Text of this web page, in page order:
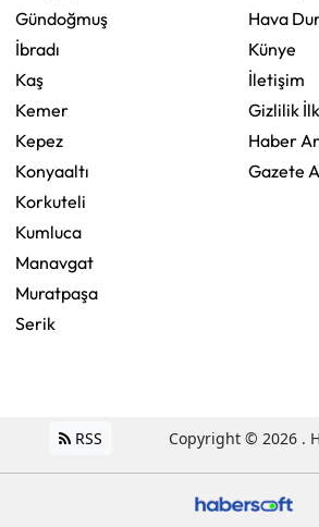
Gündoğmuş
İbradı
Kaş
Kemer
Kepez
Konyaaltı
Korkuteli
Kumluca
Manavgat
Muratpaşa
Serik
Hava
Künye
İletişim
Gizlilik
Haber
Gazete
RSS Copyright © 2026 .